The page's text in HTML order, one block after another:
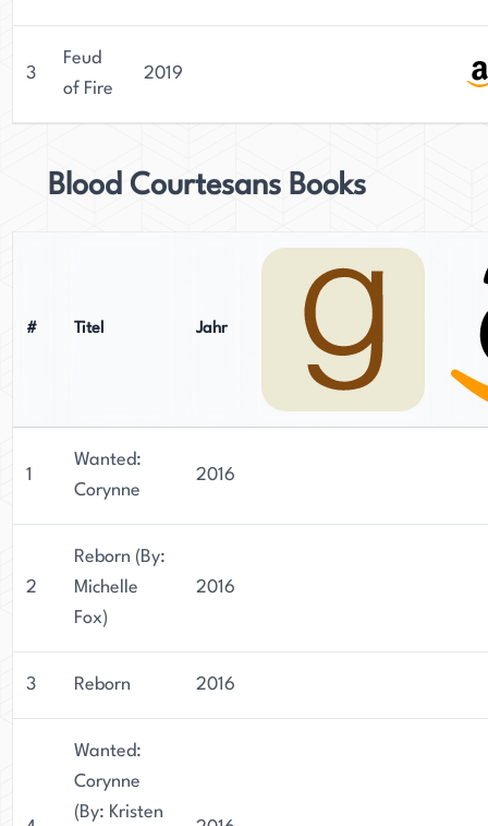
3
Feud
of Fire
2019
Blood Courtesans Books
# Titel Jahr
1
Wanted:
Corynne
2016
2
Reborn (By:
Michelle
Fox)
2016
3 Reborn 2016
Wanted:
Corynne
(By: Kristen